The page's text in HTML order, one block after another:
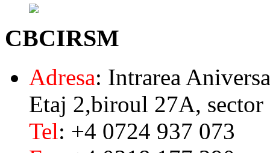
CBCIRSM
Adresa: Intrarea
Etaj 2,biroul 27A, sector
Tel: +4 0724 937 073